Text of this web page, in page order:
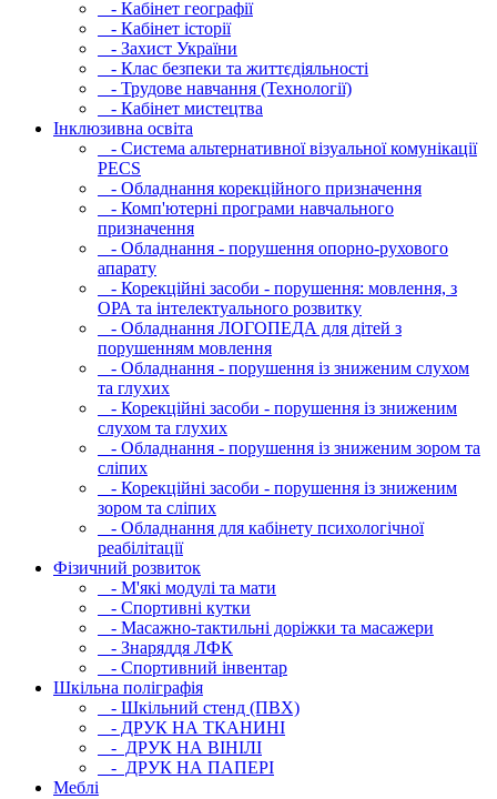
- Кабінет географії
- Кабінет історії
- Захист України
- Клас безпеки та життєдіяльності
- Трудове навчання (Технології)
- Кабінет мистецтва
Інклюзивна освіта
- Система альтернативної візуальної комунікації
PECS
- Обладнання корекційного призначення
- Комп'ютерні програми навчального
призначення
- Обладнання - порушення опорно-рухового
апарату
- Корекційні засоби - порушення: мовлення, з
ОРА та інтелектуального розвитку
- Обладнання ЛОГОПЕДА для дітей з
порушенням мовлення
- Обладнання - порушення із зниженим слухом
та глухих
- Корекційні засоби - порушення із зниженим
слухом та глухих
- Обладнання - порушення із зниженим зором та
сліпих
- Корекційні засоби - порушення із зниженим
зором та сліпих
- Обладнання для кабінету психологічної
реабілітації
Фізичний розвиток
- М'які модулi та мати
- Спортивні кутки
- Масажно-тактильні доріжки та масажери
- Знаряддя ЛФК
- Спортивний інвентар
Шкільна поліграфія
- Шкільний стенд (ПВХ)
- ДРУК НА ТКАНИНІ
- ДРУК НА ВІНІЛІ
- ДРУК НА ПАПЕРІ
Меблі